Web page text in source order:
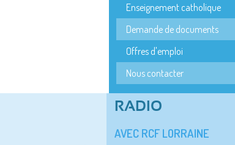
Enseignement catholique
Demande de documents
Offres d'emploi
Nous contacter
RADIO
AVEC RCF LORRAINE